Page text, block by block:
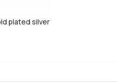
plated silver